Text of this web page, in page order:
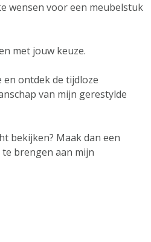
wensen voor een meubelstuk
met jouw keuze.
en ontdek de tijdloze
van mijn gerestylde
bekijken? Maak dan een
brengen aan mijn